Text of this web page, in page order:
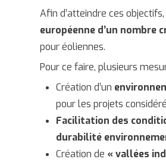
Afin d’atteindre ces
européenne d’un nombre
pour éoliennes.
Pour ce faire, plusieurs
Création d’un
pour les projets
Facilitation des
durabilité
Création de « vallées